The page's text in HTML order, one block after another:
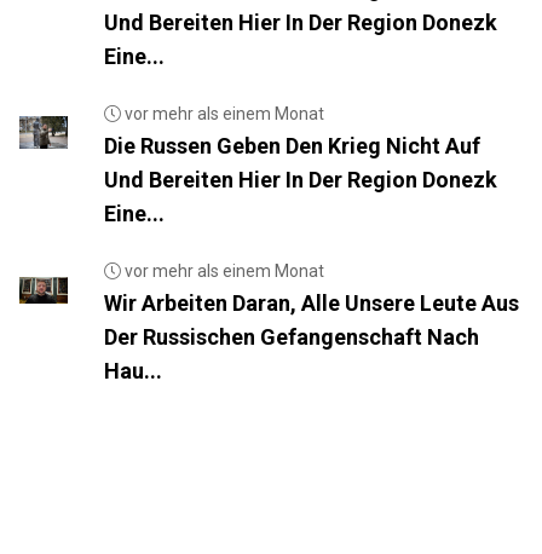
Und Bereiten Hier In Der Region Donezk
Eine...
vor mehr als einem Monat
Die Russen Geben Den Krieg Nicht Auf
Und Bereiten Hier In Der Region Donezk
Eine...
vor mehr als einem Monat
Wir Arbeiten Daran, Alle Unsere Leute Aus
Der Russischen Gefangenschaft Nach
Hau...